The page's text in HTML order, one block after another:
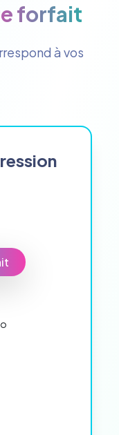
forfait
à vos